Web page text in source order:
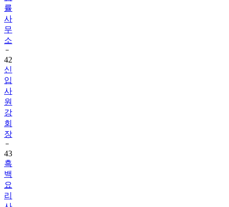
률
사
무
소
42
신
입
사
원
강
회
장
43
흑
백
요
리